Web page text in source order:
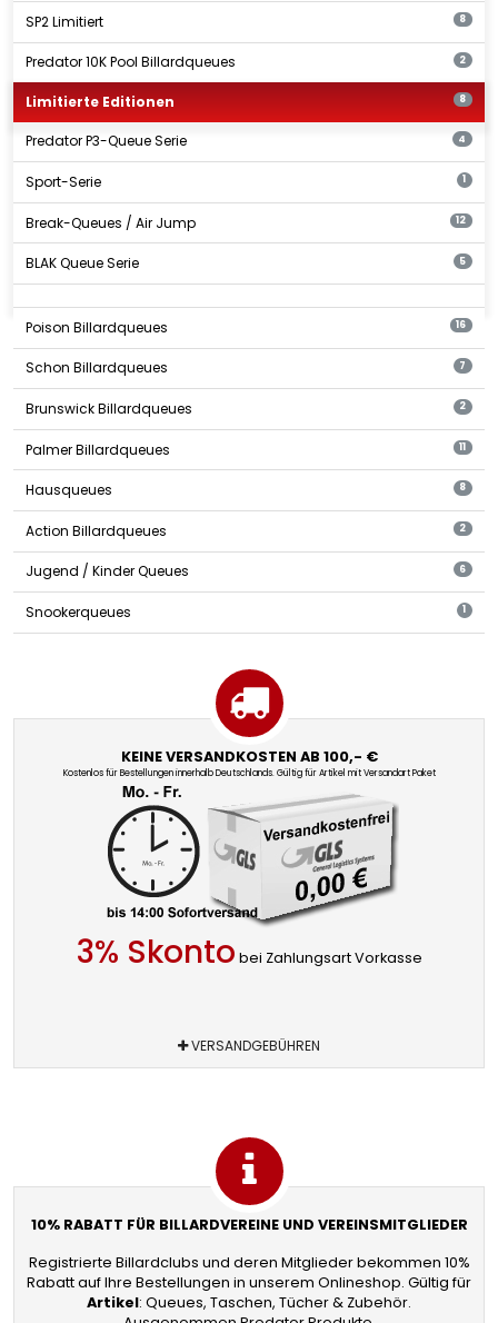
SP2 Limitiert 8
Predator 10K Pool Billardqueues 2
Limitierte Editionen 8
Predator P3-Queue Serie 4
Sport-Serie 1
Break-Queues / Air Jump 12
BLAK Queue Serie 5
Poison Billardqueues 16
Schon Billardqueues 7
Brunswick Billardqueues 2
Palmer Billardqueues 11
Hausqueues 8
Action Billardqueues 2
Jugend / Kinder Queues 6
Snookerqueues 1
KEINE VERSANDKOSTEN AB 100,- €
Kostenlos für Bestellungen innerhalb Deutschlands. Gültig für Artikel mit Versandart Paket
3% Skonto bei Zahlungsart Vorkasse
VERSANDGEBÜHREN
10% RABATT FÜR BILLARDVEREINE UND VEREINSMITGLIEDER
Registrierte Billardclubs und deren Mitglieder bekommen 10%
Rabatt auf Ihre Bestellungen in unserem Onlineshop. Gültig für
Artikel: Queues, Taschen, Tücher & Zubehör.